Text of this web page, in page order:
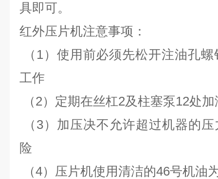
具即可。
红外压片机注意事项：
（1）使用前必须先松开注油孔
工作
（2）定期在丝杠2及柱塞泵12处
（3）加压决不允许超过机器的
险
（4）压片机使用清洁的46号机油